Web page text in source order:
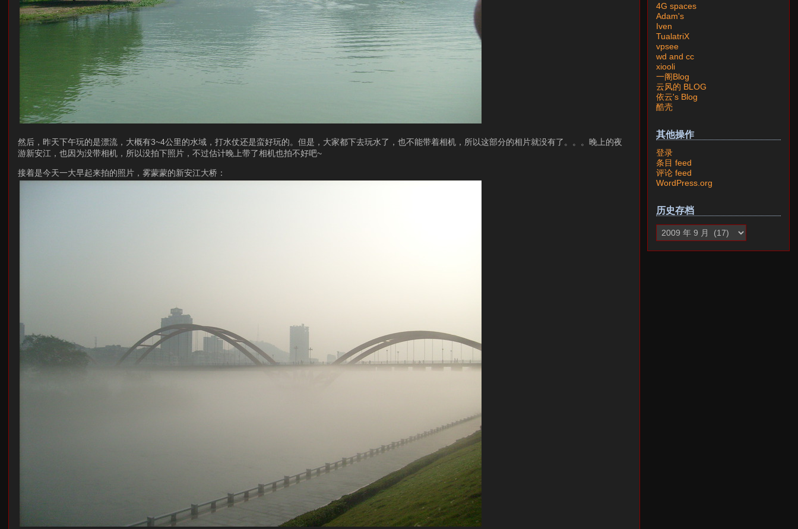
然后，昨天下午玩的是漂流，大概有3~4公里的水域，打水仗还是蛮好玩的。但是，大家都下去玩水了，也不能带着相机，所以这部分的相片就没有了。。。晚上的夜
游新安江，也因为没带相机，所以没拍下照片，不过估计晚上带了相机也拍不好吧~
接着是今天一大早起来拍的照片，雾蒙蒙的新安江大桥：
4G spaces
Adam's
Iven
TualatriX
vpsee
wd and cc
xiooli
一阁Blog
云风的 BLOG
依云's Blog
酷壳
其他操作
登录
条目 feed
评论 feed
WordPress.org
历史存档